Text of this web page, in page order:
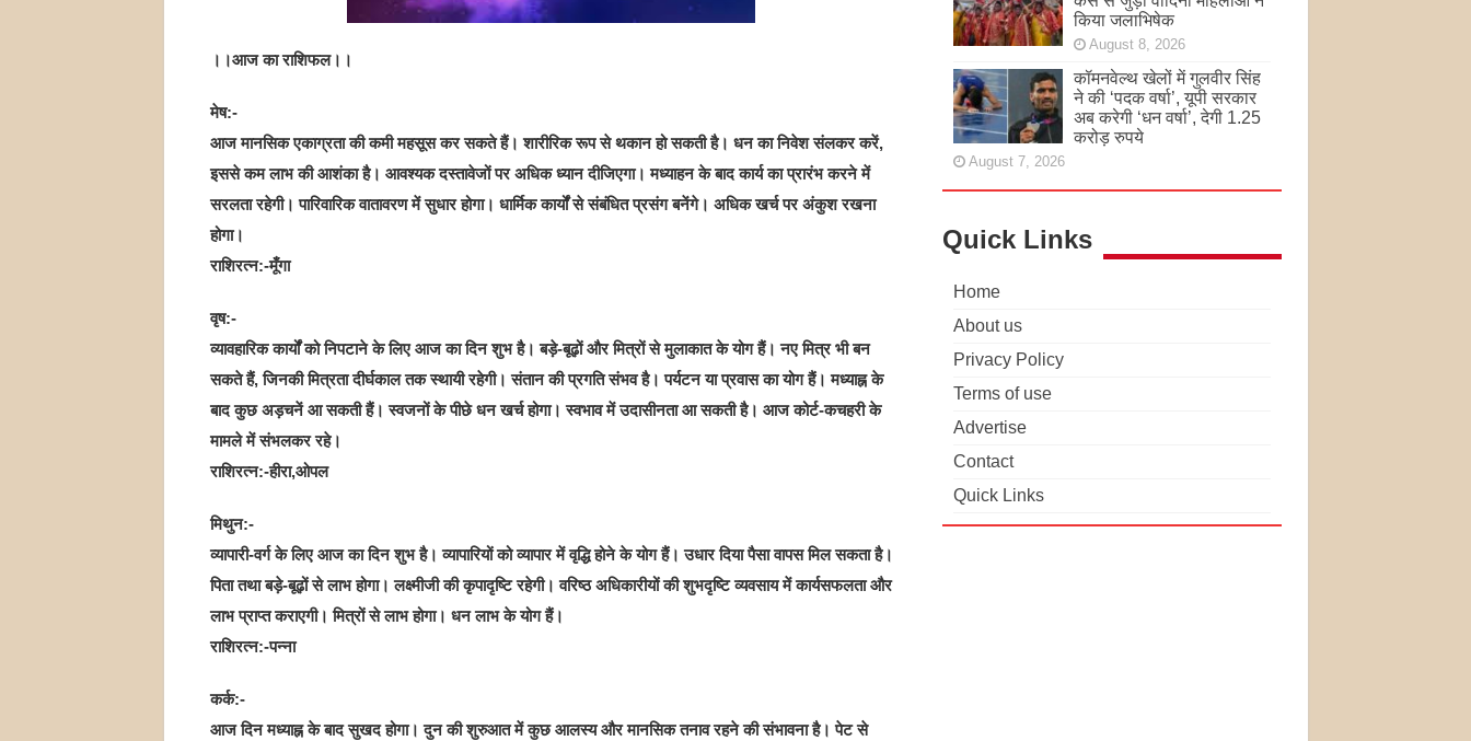
।।आज का राशिफल।।
मेष:-
आज मानसिक एकाग्रता की कमी महसूस कर सकते हैं। शारीरिक रूप से थकान हो सकती है। धन का निवेश संलकर करें,
इससे कम लाभ की आशंका है। आवश्यक दस्तावेजों पर अधिक ध्यान दीजिएगा। मध्याहन के बाद कार्य का प्रारंभ करने में
सरलता रहेगी। पारिवारिक वातावरण में सुधार होगा। धार्मिक कार्यों से संबंधित प्रसंग बनेंगे। अधिक खर्च पर अंकुश रखना
होगा।
राशिरत्न:-मूँगा
वृष:-
व्यावहारिक कार्यों को निपटाने के लिए आज का दिन शुभ है। बड़े-बूढ़ों और मित्रों से मुलाकात के योग हैं। नए मित्र भी बन
सकते हैं, जिनकी मित्रता दीर्घकाल तक स्थायी रहेगी। संतान की प्रगति संभव है। पर्यटन या प्रवास का योग हैं। मध्याह्न के
बाद कुछ अड़चनें आ सकती हैं। स्वजनों के पीछे धन खर्च होगा। स्वभाव में उदासीनता आ सकती है। आज कोर्ट-कचहरी के
मामले में संभलकर रहे।
राशिरत्न:-हीरा,ओपल
मिथुन:-
व्यापारी-वर्ग के लिए आज का दिन शुभ है। व्यापारियों को व्यापार में वृद्धि होने के योग हैं। उधार दिया पैसा वापस मिल सकता है।
पिता तथा बड़े-बूढ़ों से लाभ होगा। लक्ष्मीजी की कृपादृष्टि रहेगी। वरिष्ठ अधिकारीयों की शुभदृष्टि व्यवसाय में कार्यसफलता और
लाभ प्राप्त कराएगी। मित्रों से लाभ होगा। धन लाभ के योग हैं।
राशिरत्न:-पन्ना
कर्क:-
आज दिन मध्याह्न के बाद सुखद होगा। दुन की शुरुआत में कुछ आलस्य और मानसिक तनाव रहने की संभावना है। पेट से
किया जलाभिषेक
August 8, 2026
कॉमनवेल्थ खेलों में गुलवीर सिंह
ने की ‘पदक वर्षा’, यूपी सरकार
अब करेगी ‘धन वर्षा’, देगी 1.25
करोड़ रुपये
August 7, 2026
Quick Links
Home
About us
Privacy Policy
Terms of use
Advertise
Contact
Quick Links